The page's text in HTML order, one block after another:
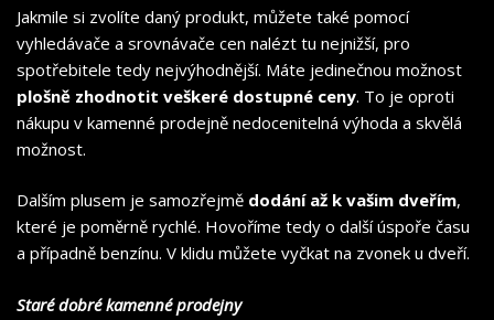
Jakmile si zvolíte daný produkt, můžete také pomocí
vyhledávače a srovnávače cen nalézt tu nejnižší, pro
spotřebitele tedy nejvýhodnější. Máte jedinečnou možnost
plošně zhodnotit veškeré dostupné ceny. To je oproti
nákupu v kamenné prodejně nedocenitelná výhoda a skvělá
možnost.
Dalším plusem je samozřejmě dodání až k vašim dveřím,
které je poměrně rychlé. Hovoříme tedy o další úspoře času
a případně benzínu. V klidu můžete vyčkat na zvonek u dveří.
Staré dobré kamenné prodejny